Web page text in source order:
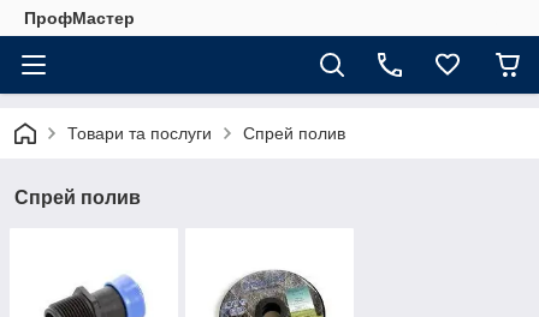
ПрофМастер
Товари та послуги Спрей полив
Спрей полив